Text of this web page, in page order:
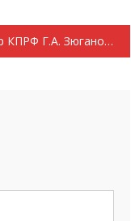
Лидер КПРФ Г.А. Зюганов поздравляет с Днем Победы